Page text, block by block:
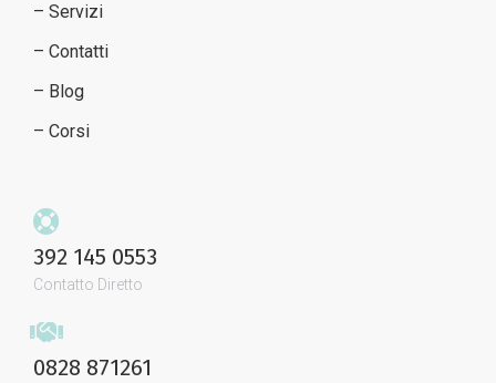
– Servizi
– Contatti
– Blog
– Corsi
392 145 0553
Contatto Diretto
0828 871261